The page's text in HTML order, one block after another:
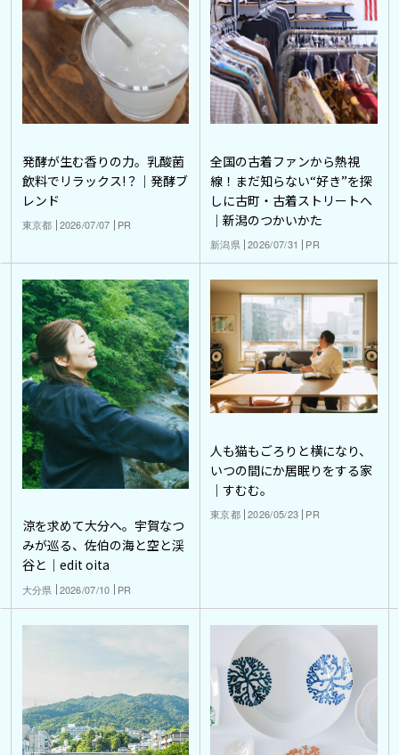
発酵が生む香りの力。乳酸菌
飲料でリラックス!？｜発酵ブ
レンド
東京都 2026/07/07 PR
全国の古着ファンから熱視
線！まだ知らない“好き”を探
しに古町・古着ストリートへ
｜新潟のつかいかた
新潟県 2026/07/31 PR
涼を求めて大分へ。宇賀なつ
みが巡る、佐伯の海と空と渓
谷と｜edit oita
大分県 2026/07/10 PR
人も猫もごろりと横になり、
いつの間にか居眠りをする家
｜すむむ。
東京都 2026/05/23 PR